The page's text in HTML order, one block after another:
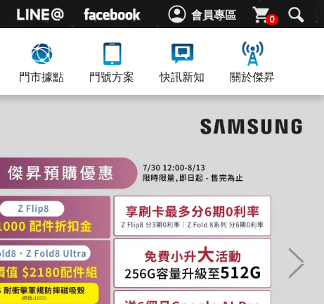
會員專區 0
門市據點 門號方案 快訊新知 關於傑昇